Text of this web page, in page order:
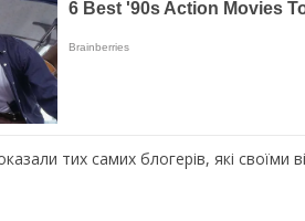
тих самих блогерів, які своїми